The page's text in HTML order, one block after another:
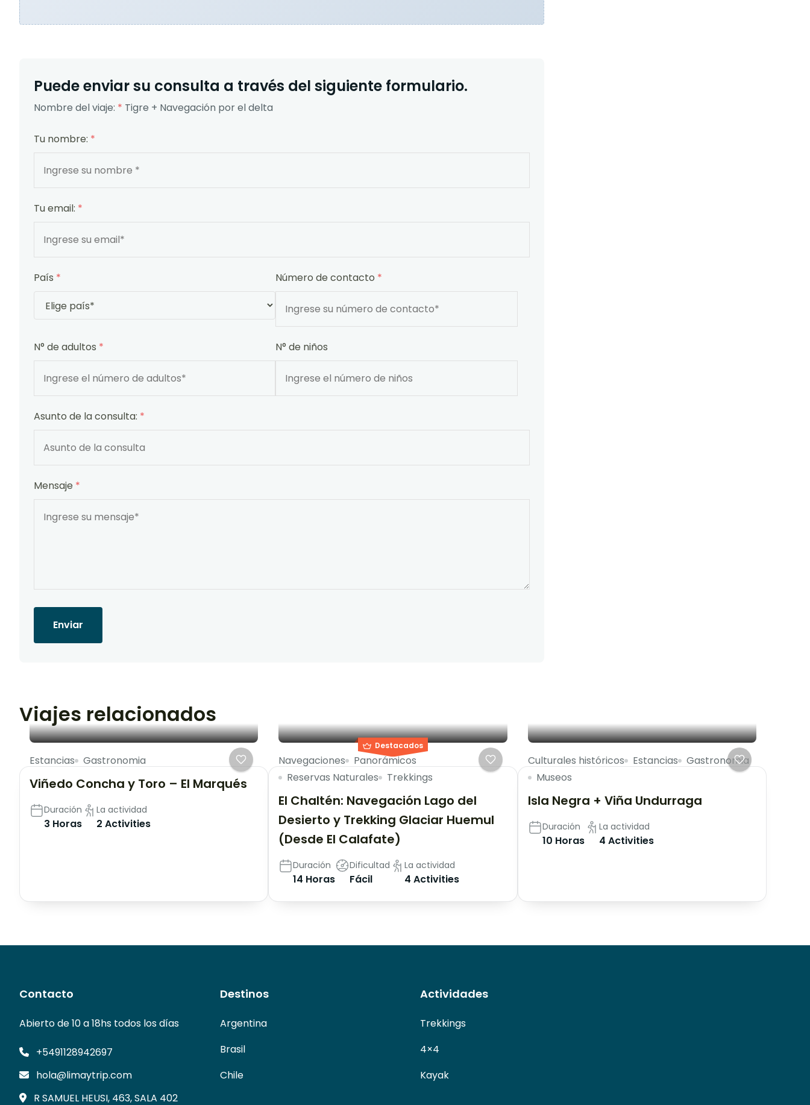
Puede enviar su consulta a través del siguiente formulario.
Nombre del viaje: * Tigre + Navegación por el delta
Tu nombre: *
Tu email: *
País * Número de contacto *
N° de adultos * N° de niños
Asunto de la consulta: *
Mensaje *
Enviar
Viajes relacionados
Estancias Gastronomia
Viñedo Concha y Toro – El Marqués
Duración
3 Horas
La actividad
2 Activities
Destacados
Navegaciones
Panorámicos
Reservas Naturales
Trekkings
El Chaltén: Navegación Lago del
Desierto y Trekking Glaciar Huemul
(Desde El Calafate)
Duración
14 Horas
Dificultad
Fácil
La actividad
4 Activities
Culturales históricos Estancias
Gastronomia
Museos
Isla Negra + Viña Undurraga
Duración
10 Horas
La actividad
4 Activities
Contacto
Abierto de 10 a 18hs todos los días
+5491128942697
hola@limaytrip.com
R SAMUEL HEUSI, 463, SALA 402
Destinos
Argentina
Brasil
Chile
Actividades
Trekkings
4×4
Kayak